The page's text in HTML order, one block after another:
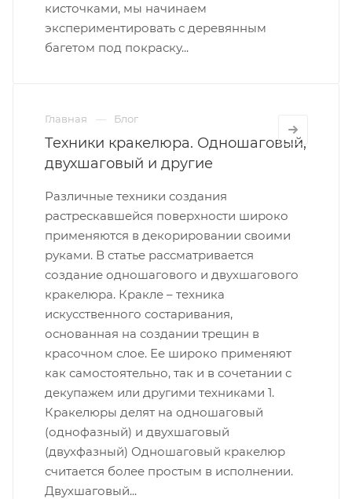
кисточками, мы начинаем
экспериментировать с деревянным
багетом под покраску...
Главная Блог
Техники кракелюра. Одношаговый,
двухшаговый и другие
Различные техники создания
растрескавшейся поверхности широко
применяются в декорировании своими
руками. В статье рассматривается
создание одношагового и двухшагового
кракелюра. Кракле – техника
искусственного состаривания,
основанная на создании трещин в
красочном слое. Ее широко применяют
как самостоятельно, так и в сочетании с
декупажем или другими техниками 1.
Кракелюры делят на одношаговый
(однофазный) и двухшаговый
(двухфазный) Одношаговый кракелюр
считается более простым в исполнении.
Двухшаговый...